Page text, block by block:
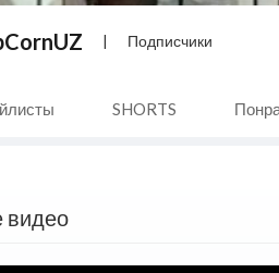
| Подписчики
SHORTS
видео